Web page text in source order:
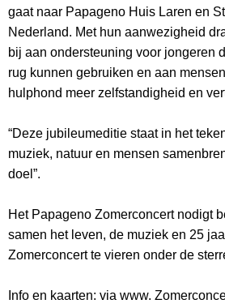
gaat naar Papageno Huis Laren en
Nederland. Met hun aanwezigheid
bij aan ondersteuning voor jongeren
rug kunnen gebruiken en aan
hulphond meer zelfstandigheid en
“Deze jubileumeditie staat in het
muziek, natuur en mensen
doel”.
Het Papageno Zomerconcert nodigt
samen het leven, de muziek en 25
Zomerconcert te vieren onder de
Info en kaarten: via www.